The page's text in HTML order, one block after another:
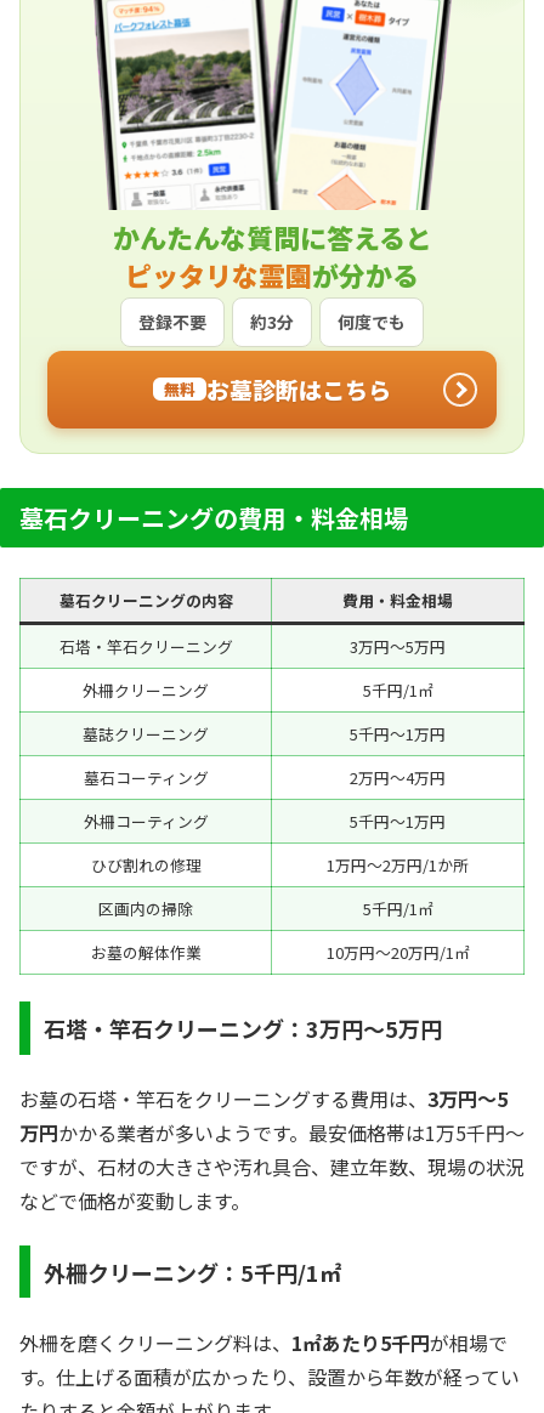
かんたんな質問に答えると
ピッタリな霊園が分かる
登録不要 約3分 何度でも
無料 お墓診断はこちら
墓石クリーニングの費用・料金相場
墓石クリーニングの内容
費用・料金相場
石塔・竿石クリーニング
3万円～5万円
外柵クリーニング
5千円/1㎡
墓誌クリーニング
5千円～1万円
墓石コーティング
2万円～4万円
外柵コーティング
5千円～1万円
ひび割れの修理
1万円～2万円/1か所
区画内の掃除
5千円/1㎡
お墓の解体作業
10万円～20万円/1㎡
石塔・竿石クリーニング：3万円～5万円
お墓の石塔・竿石をクリーニングする費用は、 3万円～5
万円かかる業者が多いようです。最安価格帯は1万5千円～
ですが、石材の大きさや汚れ具合、建立年数、現場の状況
などで価格が変動します。
外柵クリーニング：5千円/1㎡
外柵を磨くクリーニング料は、 1㎡あたり5千円が相場で
す。仕上げる面積が広かったり、設置から年数が経ってい